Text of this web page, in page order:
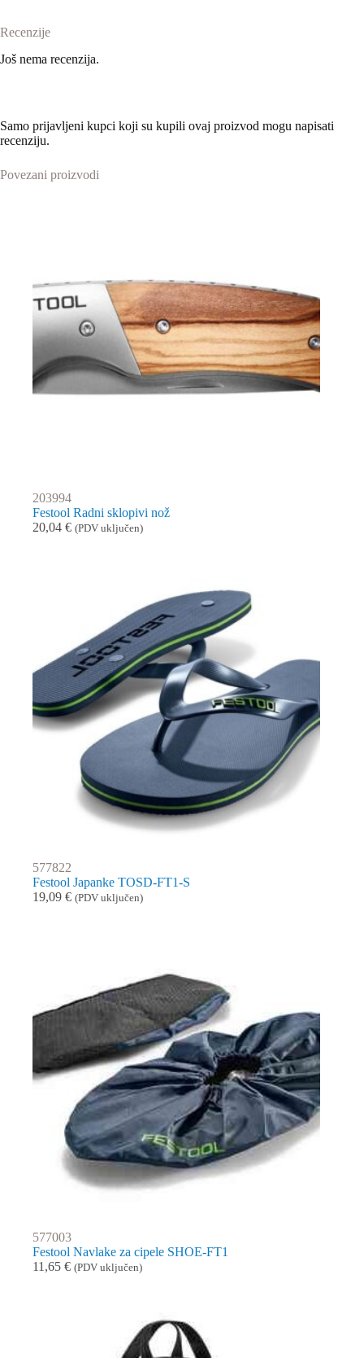
Recenzije
Još nema recenzija.
Samo prijavljeni kupci koji su kupili ovaj proizvod mogu napisati
recenziju.
Povezani proizvodi
203994
Festool Radni sklopivi nož
20,04 € (PDV uključen)
577822
Festool Japanke TOSD-FT1-S
19,09 € (PDV uključen)
577003
Festool Navlake za cipele SHOE-FT1
11,65 € (PDV uključen)